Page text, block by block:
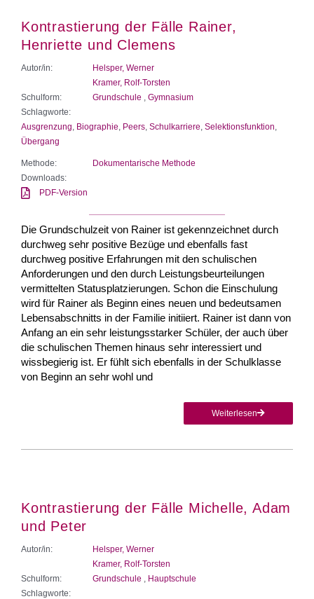
Kontrastierung der Fälle Rainer,
Henriette und Clemens
Autor/in:
Helsper, Werner
Kramer, Rolf-Torsten
Schulform:
Grundschule
Gymnasium
Schlagworte:
Ausgrenzung Biographie Peers Schulkarriere Selektionsfunktion
Übergang
Methode:
Dokumentarische Methode
Downloads:
PDF-Version
Die Grundschulzeit von Rainer ist gekennzeichnet durch
durchweg sehr positive Bezüge und ebenfalls fast
durchweg positive Erfahrungen mit den schulischen
Anforderungen und den durch Leistungsbeurteilungen
vermittelten Statusplatzierungen. Schon die Einschulung
wird für Rainer als Beginn eines neuen und bedeutsamen
Lebensabschnitts in der Familie initiiert. Rainer ist dann von
Anfang an ein sehr leistungsstarker Schüler, der auch über
die schulischen Themen hinaus sehr interessiert und
wissbegierig ist. Er fühlt sich ebenfalls in der Schulklasse
von Beginn an sehr wohl und
Weiterlesen
Kontrastierung der Fälle Michelle, Adam
und Peter
Autor/in:
Helsper, Werner
Kramer, Rolf-Torsten
Schulform:
Grundschule
Hauptschule
Schlagworte: